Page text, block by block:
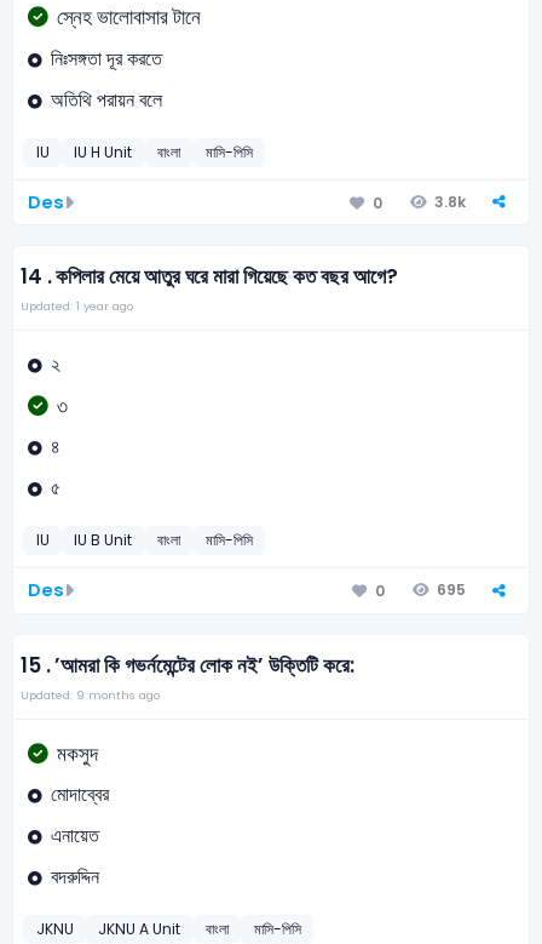
স্নেহ ভালোবাসার টানে
নিঃসঙ্গতা দূর করতে
অতিথি পরায়ন বলে
IU IU H Unit বাংলা মাসি-পিসি
Des 0 3.8k
14 .কপিলার মেয়ে আতুর ঘরে মারা গিয়েছে কত বছর আগে?
Updated: 1 year ago
২
৩
৪
৫
IU IU B Unit বাংলা মাসি-পিসি
Des 0 695
15 .’আমরা কি গভর্নমেন্টের লোক নই’ উক্তিটি করে:
Updated: 9 months ago
মকসুদ
মোদাব্বের
এনায়েত
বদরুদ্দিন
JKNU JKNU A Unit বাংলা মাসি-পিসি